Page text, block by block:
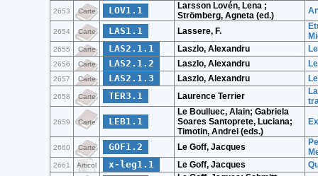
2653 Carte LOV1.1
Larsson Lovén, Lena ;
Strömberg, Agneta (ed.)
2654 Carte LAS1.1 Lassere, F.
2655 Carte LAS2.1.1 Laszlo, Alexandru
2656 Carte LAS2.1.2 Laszlo, Alexandru
2657 Carte LAS2.1.3 Laszlo, Alexandru
2658 Carte TER3.1 Laurence Terrier
2659 Carte LEB1.1
Le Boulluec, Alain; Gabriela
Soares Santoprete, Luciana;
Timotin, Andrei (eds.)
2660 Carte GOF1.2 Le Goff, Jacques
2661 Articol x-leg1.1 Le Goff, Jacques